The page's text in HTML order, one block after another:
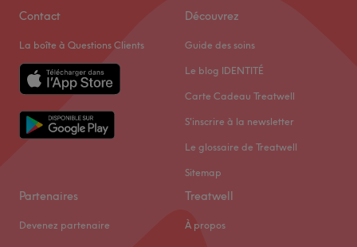
Contact
La boîte à Questions Clients
Découvrez
Guide des soins
Le blog IDENTITÉ
Carte Cadeau Treatwell
S'inscrire à la newsletter
Le glossaire de Treatwell
Sitemap
Partenaires
Devenez partenaire
Treatwell
À propos